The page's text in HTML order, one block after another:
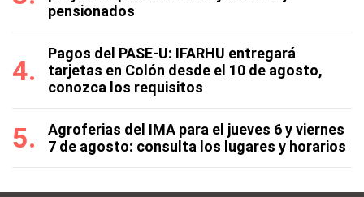
pensionados
Pagos del PASE-U: IFARHU entregará
tarjetas en Colón desde el 10 de agosto,
conozca los requisitos
Agroferias del IMA para el jueves 6 y viernes
7 de agosto: consulta los lugares y horarios